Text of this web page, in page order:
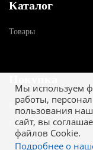
Мы используем
работы,
пользования
сайт, вы
файлов Cookie.
Подробнее о
Каталог
Товары
Как купить
Гарантия